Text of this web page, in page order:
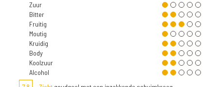
Zuur
Bitter
Fruitig
Moutig
Kruidig
Body
Koolzuur
Alcohol